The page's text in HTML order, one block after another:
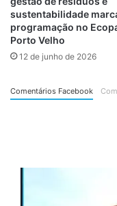
sustentabilidade
programação no
Porto Velho
12 de junho de 2026
Comentários Facebook